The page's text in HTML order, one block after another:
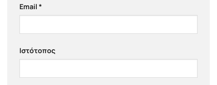
Email *
Ιστότοπος